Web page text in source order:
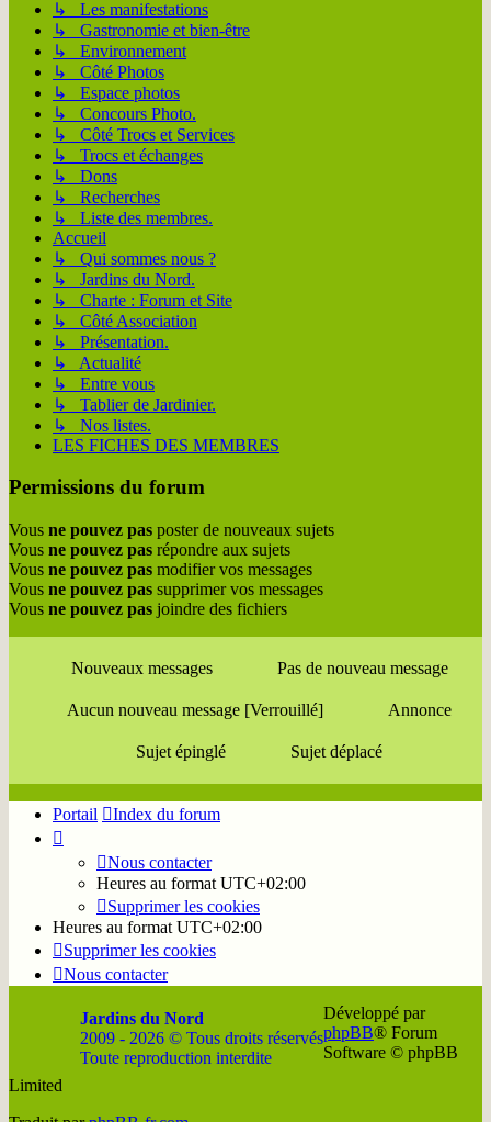
↳ Les manifestations
↳ Gastronomie et bien-être
↳ Environnement
↳ Côté Photos
↳ Espace photos
↳ Concours Photo.
↳ Côté Trocs et Services
↳ Trocs et échanges
↳ Dons
↳ Recherches
↳ Liste des membres.
Accueil
↳ Qui sommes nous ?
↳ Jardins du Nord.
↳ Charte : Forum et Site
↳ Côté Association
↳ Présentation.
↳ Actualité
↳ Entre vous
↳ Tablier de Jardinier.
↳ Nos listes.
LES FICHES DES MEMBRES
Permissions du forum
Vous ne pouvez pas poster de nouveaux sujets
Vous ne pouvez pas répondre aux sujets
Vous ne pouvez pas modifier vos messages
Vous ne pouvez pas supprimer vos messages
Vous ne pouvez pas joindre des fichiers
Nouveaux messages Pas de nouveau message
Aucun nouveau message [Verrouillé] Annonce
Sujet épinglé Sujet déplacé
Portail Index du forum
Nous contacter
Heures au format UTC+02:00
Supprimer les cookies
Heures au format UTC+02:00
Supprimer les cookies
Nous contacter
Jardins du Nord
2009 - 2026 © Tous droits réservés
Toute reproduction interdite
Développé par
phpBB® Forum
Software © phpBB
Limited